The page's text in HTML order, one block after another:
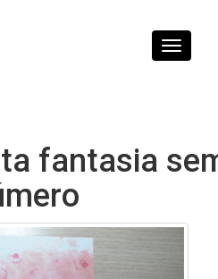
Toggle
fantasia